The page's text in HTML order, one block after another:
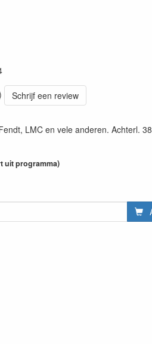
Schrijf een review
LMC en vele anderen. Achterl.
uit programma)